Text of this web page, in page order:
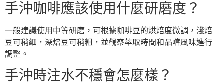
手沖咖啡應該使用什麼研磨度？
一般建議使用中等研磨，可根據咖啡豆的烘焙度微調，淺焙
豆可稍細，深焙豆可稍粗，並觀察萃取時間和品嚐風味進行
調整。
手沖時注水不穩會怎麼樣？